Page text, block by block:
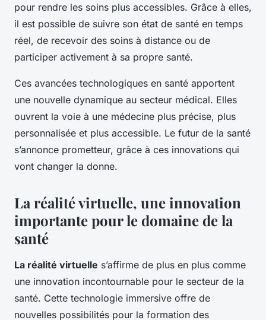
pour rendre les soins plus accessibles. Grâce à elles,
il est possible de suivre son état de santé en temps
réel, de recevoir des soins à distance ou de
participer activement à sa propre santé.
Ces avancées technologiques en santé apportent
une nouvelle dynamique au secteur médical. Elles
ouvrent la voie à une médecine plus précise, plus
personnalisée et plus accessible. Le futur de la santé
s’annonce prometteur, grâce à ces innovations qui
vont changer la donne.
La réalité virtuelle, une innovation
importante pour le domaine de la
santé
La réalité virtuelle s’affirme de plus en plus comme
une innovation incontournable pour le secteur de la
santé. Cette technologie immersive offre de
nouvelles possibilités pour la formation des